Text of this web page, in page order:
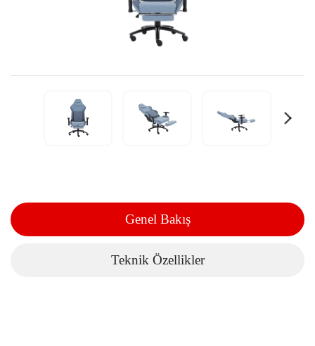
Genel Bakış
Teknik Özellikler